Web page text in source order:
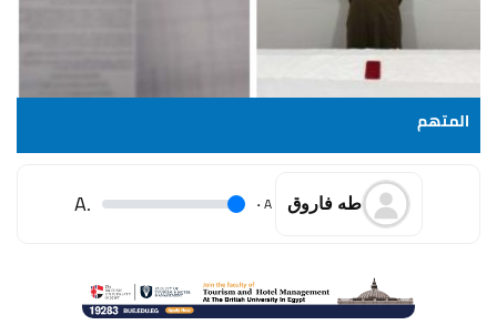
المتهم
طه فاروق A
.
.A